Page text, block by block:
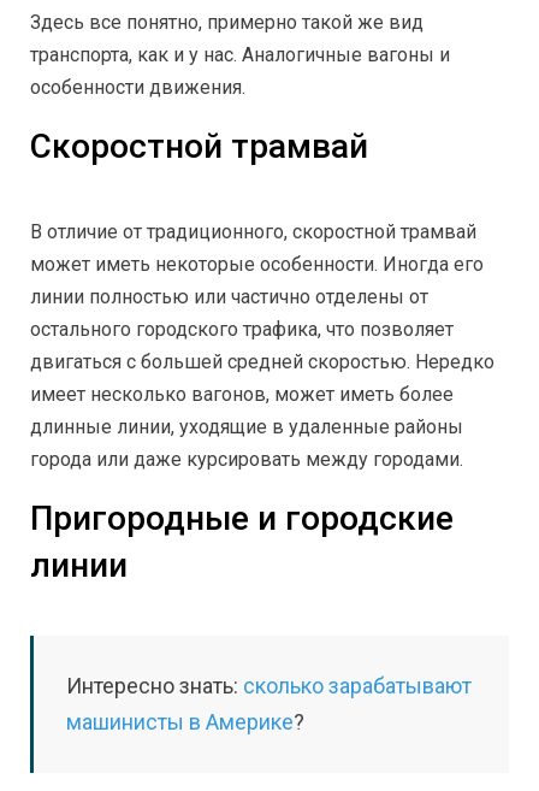
Здесь все понятно, примерно такой же вид
транспорта, как и у нас. Аналогичные вагоны и
особенности движения.
Скоростной трамвай
В отличие от традиционного, скоростной трамвай
может иметь некоторые особенности. Иногда его
линии полностью или частично отделены от
остального городского трафика, что позволяет
двигаться с большей средней скоростью. Нередко
имеет несколько вагонов, может иметь более
длинные линии, уходящие в удаленные районы
города или даже курсировать между городами.
Пригородные и городские
линии
Интересно знать: сколько зарабатывают
машинисты в Америке?